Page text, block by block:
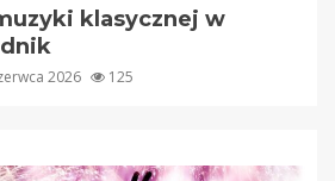
klasycznej w
2026 125